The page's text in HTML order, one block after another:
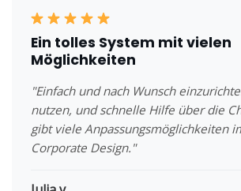
Ein tolles System mit vielen
Möglichkeiten
"Einfach und nach Wunsch
nutzen, und schnelle Hilfe über die
gibt viele Anpassungsmöglichkeiten
Corporate Design."